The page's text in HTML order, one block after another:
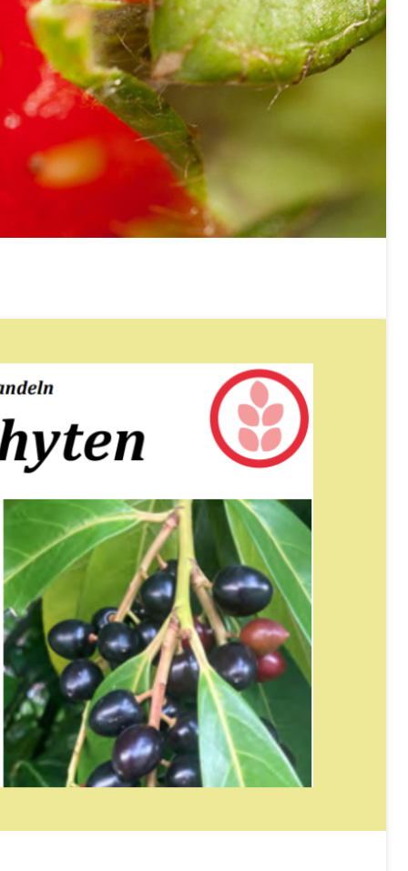
mit Behinderungen
Parteien, Grundfreiheiten, Pluralismus
Gewerbesteuer, Vergnügungssteuer,
Kapitalsteuer
Kriminalität
im Kanton Luzern